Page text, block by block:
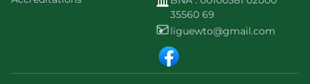
35560 69
liguewto@gmail.com